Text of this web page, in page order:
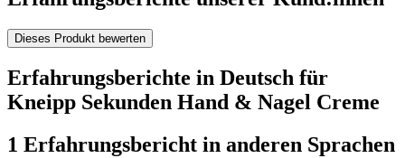
Dieses Produkt bewerten
Erfahrungsberichte in Deutsch für
Kneipp Sekunden Hand & Nagel Creme
1 Erfahrungsbericht in anderen Sprachen